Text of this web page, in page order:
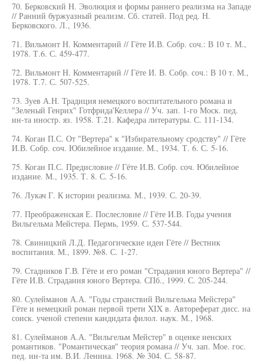
70. Берковский Н. Эволюция и формы раннего реализма на Западе
// Ранний буржуазный реализм. Сб. статей. Под ред. Н.
Берковского. Л., 1936.
71. Вильмонт Н. Комментарий // Гёте И.В. Собр. соч.: В 10 т. М.,
1978. Т.6. С. 459-477.
72. Вильмонт Н. Комментарий // Гёте И. В. Собр. соч.: В 10 т. М.,
1978. Т.7. С. 507-525.
73. Зуев А.Н. Традиция немецкого воспитательного романа и
"Зеленый Генрих" Готфрида'Келлера // Уч. зап. 1-го Моск. пед.
ин-та иностр. яз. 1958. Т.21. Кафедра литературы. С. 111-134.
74. Коган П.С. От "Вертера" к "Избирательному сродству" // Гёте
И.В. Собр. соч. Юбилейное издание. М., 1934. Т. 6. С. 5-16.
75. Коган П.С. Предисловие // Гёте И.В. Собр. соч. Юбилейное
издание. М., 1935. Т. 8. С. 5-16.
76. Лукач Г. К истории реализма. М., 1939. С. 20-39.
77. Преображенская Е. Послесловие // Гёте И.В. Годы учения
Вильгельма Мейстера. Пермь, 1959. С. 537-544.
78. Свиницкий Л.Д. Педагогические идеи Гёте // Вестник
воспитания. М., 1899. №8. С. 1-27.
79. Стадников Г.В. Гёте и его роман "Страдания юного Вертера" //
Гёте И.В. Страдания юного Вертера. СПб., 1999. С. 205-244.
80. Сулейманов А.А. "Годы странствий Вильгельма Мейстера"
Гёте и немецкий роман первой трети XIX в. Автореферат дисс. на
соиск. ученой степени кандидата филол. наук. М., 1968.
81. Сулейманов А.А. "Вильгельм Мейстер" в оценке иенских
романтиков. "Романтическая" теория романа // Уч. зап. Мое. гос.
пед. ин-та им. В.И. Ленина. 1968. № 304. С. 58-87.